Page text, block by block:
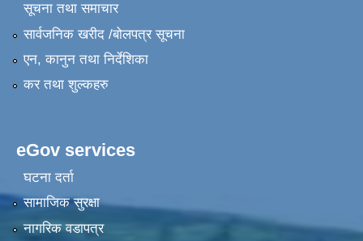
सूचना तथा समाचार
सार्वजनिक खरीद /बोलपत्र सूचना
एन, कानुन तथा निर्देशिका
कर तथा शुल्कहरु
eGov services
घटना दर्ता
सामाजिक सुरक्षा
नागरिक वडापत्र